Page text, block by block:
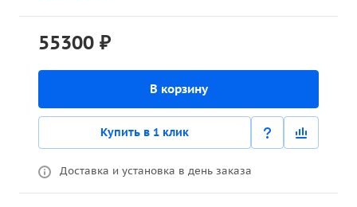
55300 ₽
В корзину
Купить в 1 клик
Доставка и установка в день заказа